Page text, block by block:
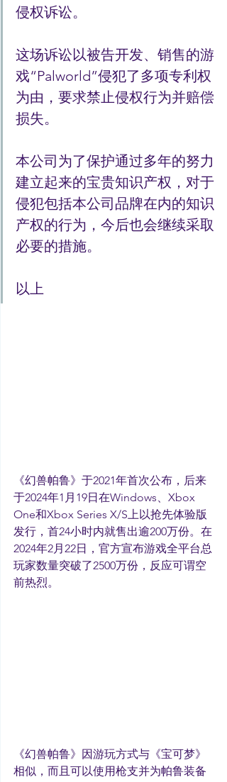
侵权诉讼。
这场诉讼以被告开发、销售的游
戏“Palworld”侵犯了多项专利权
为由，要求禁止侵权行为并赔偿
损失。
本公司为了保护通过多年的努力
建立起来的宝贵知识产权，对于
侵犯包括本公司品牌在内的知识
产权的行为，今后也会继续采取
必要的措施。
以上
《幻兽帕鲁》于2021年首次公布，后来
于2024年1月19日在Windows、Xbox
One和Xbox Series X/S上以抢先体验版
发行，首24小时内就售出逾200万份。在
2024年2月22日，官方宣布游戏全平台总
玩家数量突破了2500万份，反应可谓空
前热烈。
《幻兽帕鲁》因游玩方式与《宝可梦》
相似，而且可以使用枪支并为帕鲁装备